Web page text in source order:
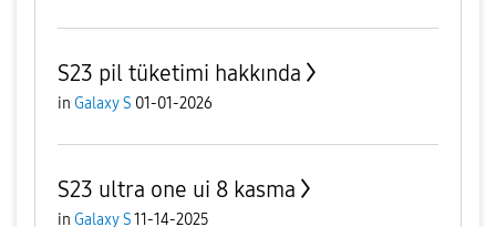
S23 pil tüketimi hakkında
in Galaxy S 01-01-2026
S23 ultra one ui 8 kasma
in Galaxy S11-14-2025